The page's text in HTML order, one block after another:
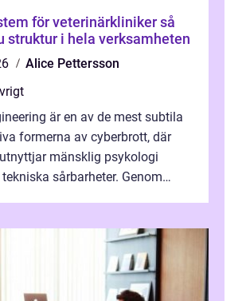
för veterinärkliniker så
struktur i hela verksamheten
Alice Pettersson
är en av de mest subtila
formerna av cyberbrott, där
mänsklig psykologi
sårbarheter. Genom